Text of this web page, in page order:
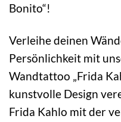
Bonito“!
Verleihe deinen
Persönlichkeit mit
Wandtattoo „Frida
kunstvolle Design
Frida Kahlo mit der